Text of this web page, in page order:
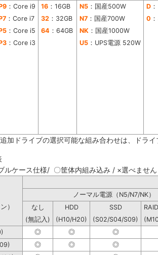
：Core i9 16 ：16GB N5 ：国産500W D
：Core i7 32 ：32GB N7 ：国産700W 0
：Core i5 64 ：64GB NK ：国産1000W
：Core i3 U5 ：UPS電源 520W
加ドライブの選択可能な組み合わせは、ドラ
ルケース仕様/ 〇筐体内組み込み / ×選べません
ノーマル電源（N5/
）
なし HDD SSD
(無記入)
(H10/H20) (S02/S04/S09)
◎ ◎
◎
◎ ◎
◎